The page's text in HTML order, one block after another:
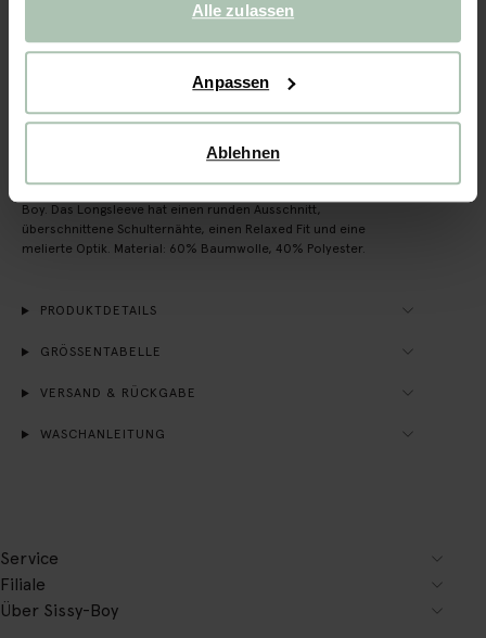
Alle zulassen
Anpassen
Ablehnen
Rechnungskauf möglich
Boy. Das Longsleeve hat einen runden Ausschnitt,
überschnittene Schulternähte, einen Relaxed Fit und eine
melierte Optik. Material: 60% Baumwolle, 40% Polyester.
PRODUKTDETAILS
GRÖSSENTABELLE
VERSAND & RÜCKGABE
WASCHANLEITUNG
Service
Filiale
Über Sissy-Boy